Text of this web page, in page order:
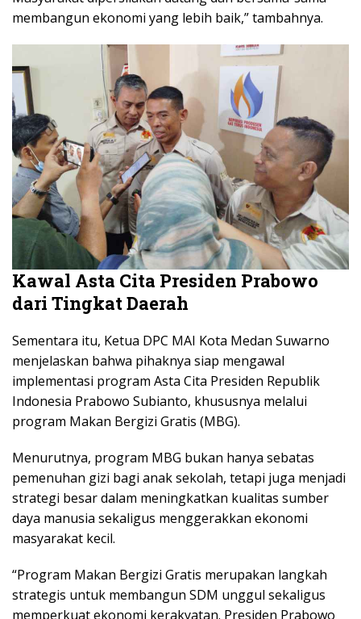
membangun ekonomi yang lebih baik,” tambahnya.
Kawal Asta Cita Presiden Prabowo
dari Tingkat Daerah
Sementara itu, Ketua DPC MAI Kota Medan Suwarno
menjelaskan bahwa pihaknya siap mengawal
implementasi program Asta Cita Presiden Republik
Indonesia Prabowo Subianto, khususnya melalui
program Makan Bergizi Gratis (MBG).
Menurutnya, program MBG bukan hanya sebatas
pemenuhan gizi bagi anak sekolah, tetapi juga menjadi
strategi besar dalam meningkatkan kualitas sumber
daya manusia sekaligus menggerakkan ekonomi
masyarakat kecil.
“Program Makan Bergizi Gratis merupakan langkah
strategis untuk membangun SDM unggul sekaligus
memperkuat ekonomi kerakyatan. Presiden Prabowo